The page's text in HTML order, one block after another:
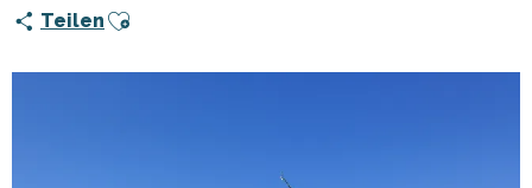
Teilen Ajouter aux favoris